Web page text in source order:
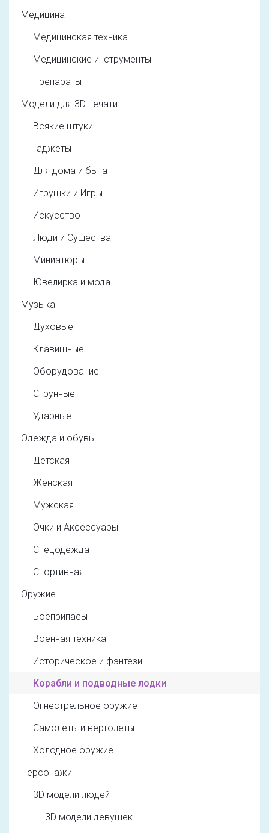
Медицина
Медицинская техника
Медицинские инструменты
Препараты
Модели для 3D печати
Всякие штуки
Гаджеты
Для дома и быта
Игрушки и Игры
Искусство
Люди и Существа
Миниатюры
Ювелирка и мода
Музыка
Духовые
Клавишные
Оборудование
Струнные
Ударные
Одежда и обувь
Детская
Женская
Мужская
Очки и Аксессуары
Спецодежда
Спортивная
Оружие
Боеприпасы
Военная техника
Историческое и фэнтези
Корабли и подводные лодки
Огнестрельное оружие
Самолеты и вертолеты
Холодное оружие
Персонажи
3D модели людей
3D модели девушек